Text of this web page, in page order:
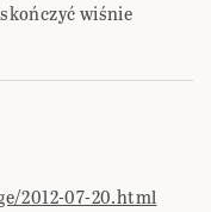
wiśnie
2012-07-20.html